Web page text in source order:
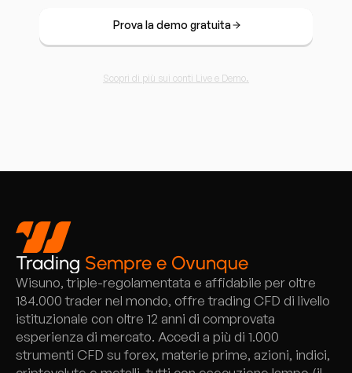
Prova la demo gratuita
Scopri di più sui conti Live e Demo.
Trading Sempre e Ovunque
Wisuno, triple-regolamentata e affidabile per oltre
184.000 trader nel mondo, offre trading CFD di livello
istituzionale con oltre 12 anni di comprovata
esperienza di mercato. Accedi a più di 1.000
strumenti CFD su forex, materie prime, azioni, indici,